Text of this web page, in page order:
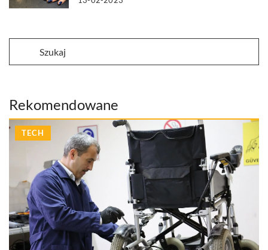
Rekomendowane
TECH